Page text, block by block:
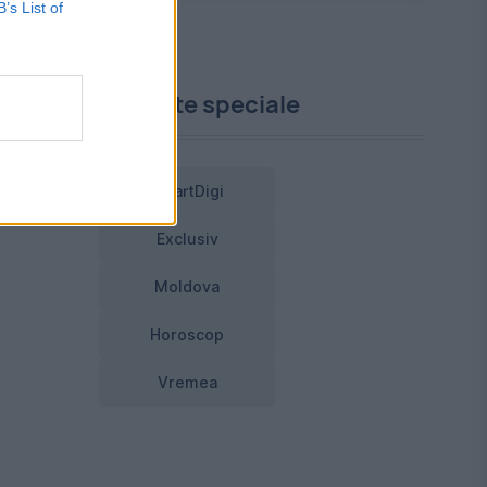
List of
Proiecte speciale
SmartDigi
Exclusiv
Moldova
Horoscop
Vremea